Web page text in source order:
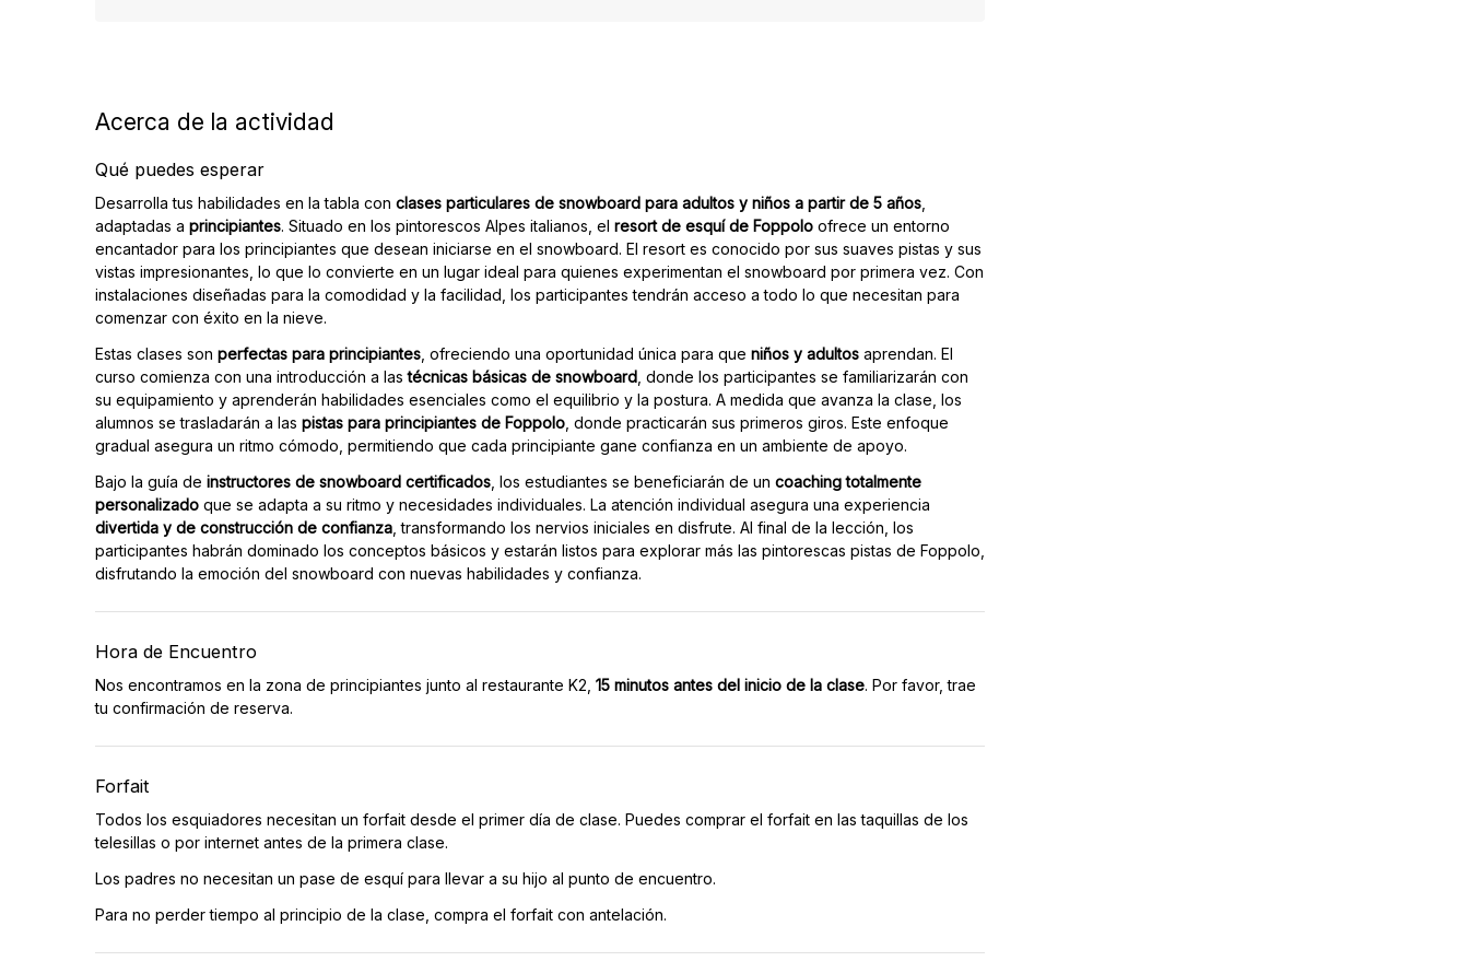
Acerca de la actividad
Qué puedes esperar
Desarrolla tus habilidades en la tabla con clases particulares de snowboard para adultos y niños a partir de 5 años
adaptadas a principiantes. Situado en los pintorescos Alpes italianos, el resort de esquí de Foppolo ofrece un entorno
encantador para los principiantes que desean iniciarse en el snowboard. El resort es conocido por sus suaves pistas y sus
vistas impresionantes, lo que lo convierte en un lugar ideal para quienes experimentan el snowboard por primera vez. Con
instalaciones diseñadas para la comodidad y la facilidad, los participantes tendrán acceso a todo lo que necesitan para
comenzar con éxito en la nieve.
Estas clases son perfectas para principiantes , ofreciendo una oportunidad única para que niños y adultos aprendan. El
curso comienza con una introducción a lastécnicas básicas de snowboard , donde los participantes se familiarizarán con
su equipamiento y aprenderán habilidades esenciales como el equilibrio y la postura. A medida que avanza la clase, los
alumnos se trasladarán a las pistas para principiantes de Foppolo , donde practicarán sus primeros giros. Este enfoque
gradual asegura un ritmo cómodo, permitiendo que cada principiante gane confianza en un ambiente de apoyo.
Bajo la guía de instructores de snowboard certificados , los estudiantes se beneficiarán de un coaching totalmente
personalizado que se adapta a su ritmo y necesidades individuales. La atención individual asegura una experiencia
divertida y de construcción de confianza , transformando los nervios iniciales en disfrute. Al final de la lección, los
participantes habrán dominado los conceptos básicos y estarán listos para explorar más las pintorescas pistas de Foppolo,
disfrutando la emoción del snowboard con nuevas habilidades y confianza.
Hora de Encuentro
Nos encontramos en la zona de principiantes junto al restaurante K2, 15 minutos antes del inicio de la clase. Por favor, trae
tu confirmación de reserva.
Forfait
Todos los esquiadores necesitan un forfait desde el primer día de clase. Puedes comprar el forfait en las taquillas de los
telesillas o por internet antes de la primera clase.
Los padres no necesitan un pase de esquí para llevar a su hijo al punto de encuentro.
Para no perder tiempo al principio de la clase, compra el forfait con antelación.